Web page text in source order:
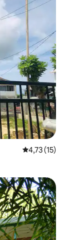
Évaluation
4,73 (15)